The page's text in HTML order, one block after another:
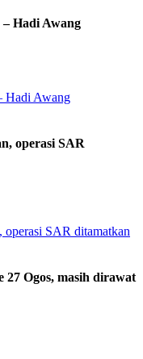
Hadi Awang
operasi SAR
27 Ogos, masih dirawat